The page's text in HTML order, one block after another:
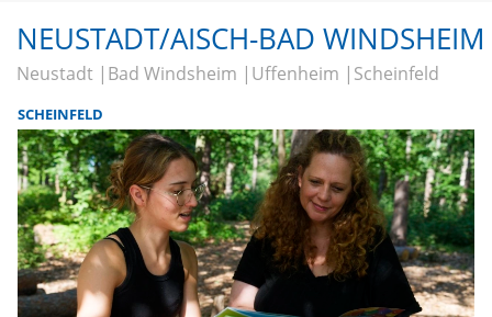
NEUSTADT/AISCH-BAD WINDSHEIM
Neustadt Bad Windsheim Uffenheim Scheinfeld
SCHEINFELD